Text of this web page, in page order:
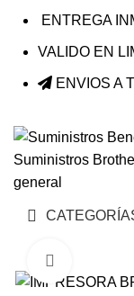
ENTREGA
VALIDO EN
ENVIOS A